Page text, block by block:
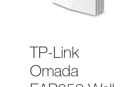
TP-Link
Omada